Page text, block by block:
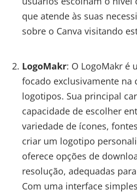
que atende às suas
sobre o Canva visitando
LogoMakr: O LogoMakr é
focado exclusivamente na
logotipos. Sua principal
capacidade de escolher
variedade de ícones,
criar um logotipo
oferece opções de
resolução, adequadas
Com uma interface